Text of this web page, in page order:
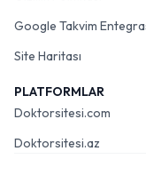
Google Takvim
Site Haritası
PLATFORMLAR
Doktorsitesi.com
Doktorsitesi.az